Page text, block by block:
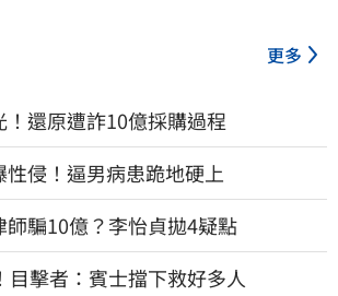
更多
還原遭詐10億採購過程
侵！逼男病患跪地硬上
師騙10億？李怡貞拋4疑點
目擊者：賓士擋下救好多人